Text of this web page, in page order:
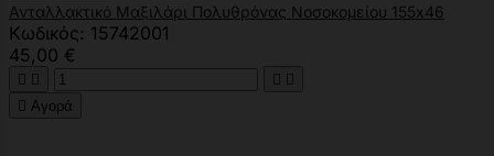
Ανταλλακτικό Mαξιλάρι Πολυθρόνας Νοσοκομείου 155x46
Κωδικός: 15742001
45,00 €
   
 Αγορά